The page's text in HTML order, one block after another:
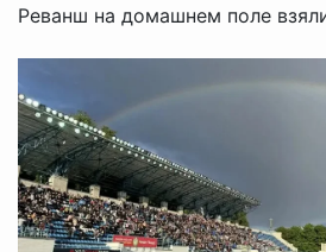
Реванш на домашнем поле